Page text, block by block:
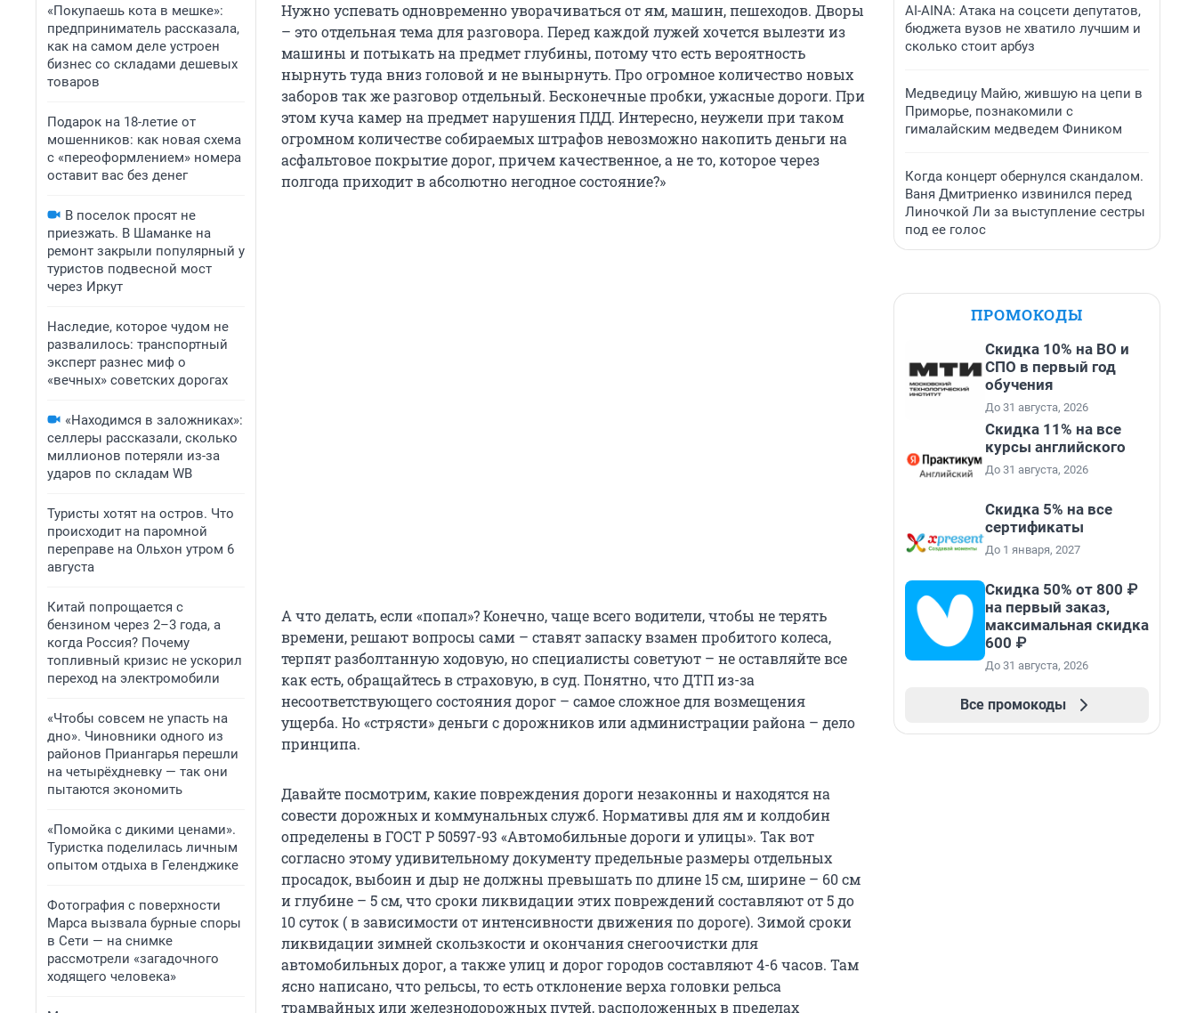
«Покупаешь кота в мешке»:
предприниматель рассказала,
как на самом деле устроен
бизнес со складами дешевых
товаров
Подарок на 18-летие от
мошенников: как новая схема
с «переоформлением» номера
оставит вас без денег
В поселок просят не
приезжать. В Шаманке на
ремонт закрыли популярный у
туристов подвесной мост
через Иркут
Наследие, которое чудом не
развалилось: транспортный
эксперт разнес миф о
«вечных» советских дорогах
«Находимся в заложниках»:
селлеры рассказали, сколько
миллионов потеряли из-за
ударов по складам WB
Туристы хотят на остров. Что
происходит на паромной
переправе на Ольхон утром 6
августа
Китай попрощается с
бензином через 2–3 года, а
когда Россия? Почему
топливный кризис не ускорил
переход на электромобили
«Чтобы совсем не упасть на
дно». Чиновники одного из
районов Приангарья перешли
на четырёхдневку — так они
пытаются экономить
«Помойка с дикими ценами».
Туристка поделилась личным
опытом отдыха в Геленджике
Фотография с поверхности
Марса вызвала бурные споры
в Сети — на снимке
рассмотрели «загадочного
ходящего человека»
Нужно успевать одновременно уворачиваться от ям, машин, пешеходов. Дворы
– это отдельная тема для разговора. Перед каждой лужей хочется вылезти из
машины и потыкать на предмет глубины, потому что есть вероятность
нырнуть туда вниз головой и не вынырнуть. Про огромное количество новых
заборов так же разговор отдельный. Бесконечные пробки, ужасные дороги. При
этом куча камер на предмет нарушения ПДД. Интересно, неужели при таком
огромном количестве собираемых штрафов невозможно накопить деньги на
асфальтовое покрытие дорог, причем качественное, а не то, которое через
полгода приходит в абсолютно негодное состояние?»
А что делать, если «попал»? Конечно, чаще всего водители, чтобы не терять
времени, решают вопросы сами – ставят запаску взамен пробитого колеса,
терпят разболтанную ходовую, но специалисты советуют – не оставляйте все
как есть, обращайтесь в страховую, в суд. Понятно, что ДТП из-за
несоответствующего состояния дорог – самое сложное для возмещения
ущерба. Но «стрясти» деньги с дорожников или администрации района – дело
принципа.
Давайте посмотрим, какие повреждения дороги незаконны и находятся на
совести дорожных и коммунальных служб. Нормативы для ям и колдобин
определены в ГОСТ Р 50597-93 «Автомобильные дороги и улицы». Так вот
согласно этому удивительному документу предельные размеры отдельных
просадок, выбоин и дыр не должны превышать по длине 15 см, ширине – 60 см
и глубине – 5 см, что сроки ликвидации этих повреждений составляют от 5 до
10 суток ( в зависимости от интенсивности движения по дороге). Зимой сроки
ликвидации зимней скользкости и окончания снегоочистки для
автомобильных дорог, а также улиц и дорог городов составляют 4-6 часов. Там
ясно написано, что рельсы, то есть отклонение верха головки рельса
трамвайных или железнодорожных путей, расположенных в пределах
AI-AINA: Атака на соцсети депутатов,
бюджета вузов не хватило лучшим и
сколько стоит арбуз
Медведицу Майю, жившую на цепи в
Приморье, познакомили с
гималайским медведем Фиником
Когда концерт обернулся скандалом.
Ваня Дмитриенко извинился перед
Линочкой Ли за выступление сестры
под ее голос
ПРОМОКОДЫ
Скидка 10% на ВО и
СПО в первый год
обучения
До 31 августа, 2026
Скидка 11% на все
курсы английского
До 31 августа, 2026
Скидка 5% на все
сертификаты
До 1 января, 2027
Скидка 50% от 800 ₽
на первый заказ,
максимальная скидка
600 ₽
До 31 августа, 2026
Все промокоды